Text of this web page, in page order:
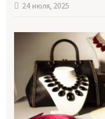
24 июля, 2025